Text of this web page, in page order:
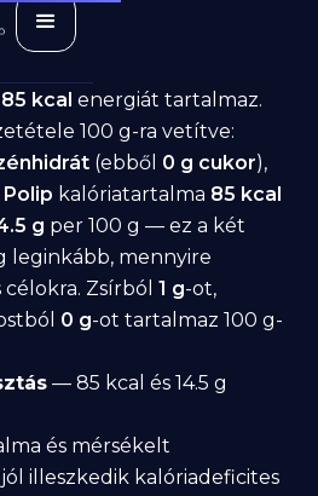
85 kcal energiát tartalmaz.
100 g-ra vetítve:
(ebből 0 g cukor),
Polip kalóriatartalma 85 kcal
g per 100 g — ez a két
leginkább, mennyire
célokra. Zsírból1 g-ot,
0 g-ot tartalmaz 100 g-
— 85 kcal és 14.5 g
és mérsékelt
illeszkedik kalóriadeficites